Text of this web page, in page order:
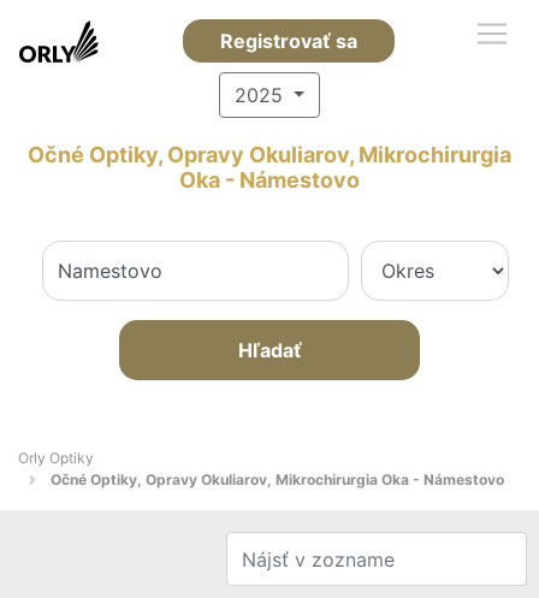
Registrovať sa
2025
Očné Optiky, Opravy Okuliarov, Mikrochirurgia
Oka - Námestovo
Hľadať
Orly Optiky
Očné Optiky, Opravy Okuliarov, Mikrochirurgia Oka - Námestovo